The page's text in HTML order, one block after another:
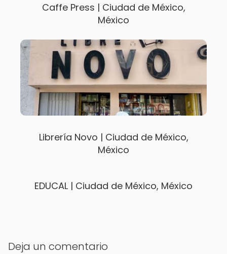
Caffe Press | Ciudad de México,
México
Librería Novo | Ciudad de México,
México
EDUCAL | Ciudad de México, México
Deja un comentario